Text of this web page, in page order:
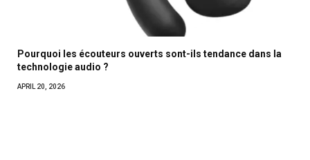
Pourquoi les écouteurs ouverts sont-ils tendance dans la
technologie audio ?
APRIL 20, 2026